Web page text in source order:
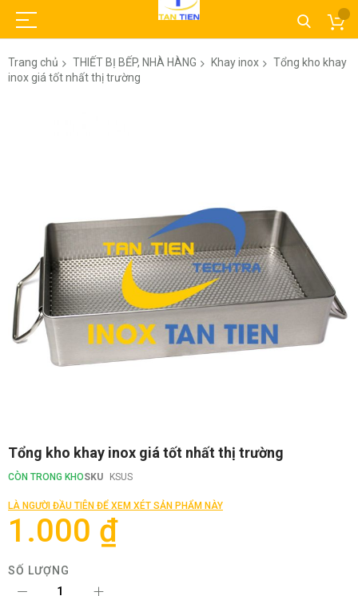
Trang chủ THIẾT BỊ BẾP, NHÀ HÀNG Khay inox
Tổng kho khay
inox giá tốt nhất thị trường
Chuyển
đến
phần
của
thư
hình
Tổng kho khay inox giá tốt nhất thị trường
CÒN TRONG KHOSKU KSUS
LÀ NGƯỜI ĐẦU TIÊN ĐỂ XEM XÉT SẢN PHẨM NÀY
1.000 ₫
SỐ LƯỢNG